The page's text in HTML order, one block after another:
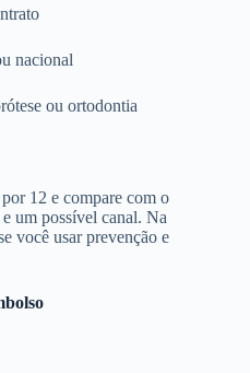
nacional
ou ortodontia
12 e compare com o
um possível canal. Na
você usar prevenção e